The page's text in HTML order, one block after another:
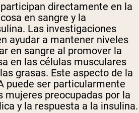
directamente en la
en sangre y la
Las investigaciones
ayudar a mantener niveles
en sangre al promover la
en las células musculares
grasas. Este aspecto de la
puede ser particularmente
mujeres preocupadas por la
y la respuesta a la insulina.